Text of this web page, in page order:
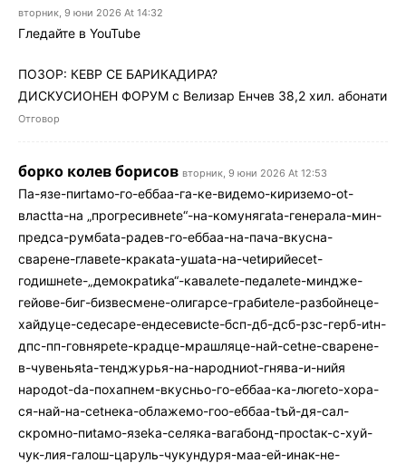
вторник, 9 юни 2026 At 14:32
Гледайте в YouTube
ПОЗОР: КЕВР СЕ БАРИКАДИРА?
ДИСКУСИОНЕН ФОРУМ с Велизар Енчев 38,2 хил. абонати
Отговор
борко колев борисов вторник, 9 юни 2026 At 12:53
Па-язе-пиrtамо-го-еббаа-га-ке-видeмо-киризeмо-оt-
власttа-на „прогресивнеtе“-на-комунягаtа-генералa-мин-
предса-румбаtа-радев-го-еббаа-на-пача-вкусна-
сварене-главetе-кракаtа-ушata-на-чеtирийесеt-
годишнеtе-„демокраtиka“-кавалеtе-педалеte-миндже-
гейове-биг-бизвесмене-олигарсе-грабиtеле-разбойнеце-
хайдуце-седесаре-ендесевисtе-бсп-дб-дсб-рзс-герб-иtн-
дпс-пп-говняреte-крадцe-мрашляце-най-сеtне-сварене-
в-чувеньяta-тенджурья-на-народниоt-гнявa-и-нийя
народоt-da-похапнем-вкусньо-го-еббаа-ка-люгеtо-хора-
ся-най-на-сеtнека-облажемо-гоо-еббаа-tъй-дя-сал-
скромно-пиtамо-язеka-селякa-вагабонд-просtак-с-хуй-
чук-лия-галош-царуль-чукундуря-маа-ей-инак-не-